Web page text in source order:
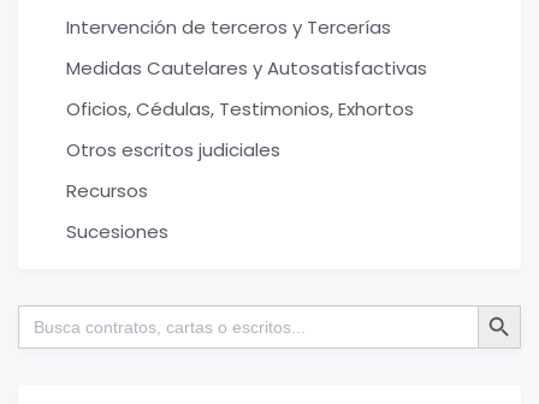
Intervención de terceros y Tercerías
Medidas Cautelares y Autosatisfactivas
Oficios, Cédulas, Testimonios, Exhortos
Otros escritos judiciales
Recursos
Sucesiones
Buscar: Botón de